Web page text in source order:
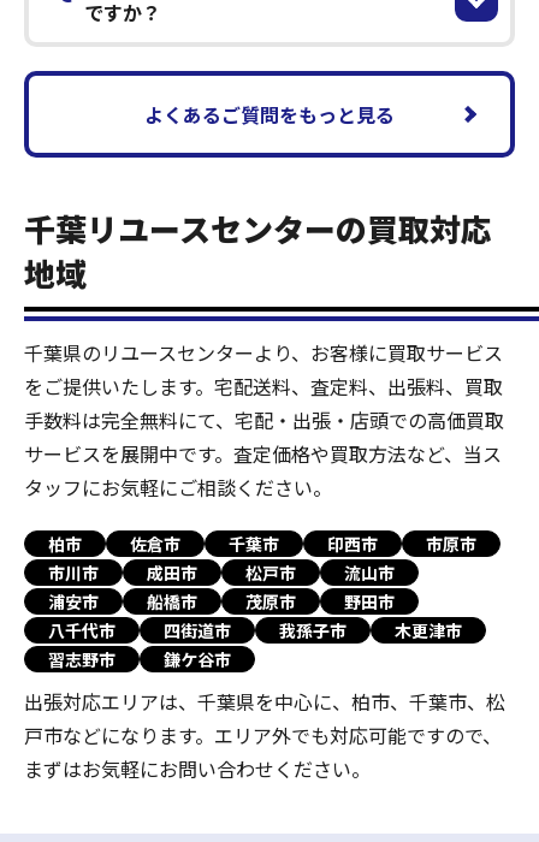
ですか？
よくあるご質問をもっと見る
千葉リユースセンターの買取対応
地域
千葉県のリユースセンターより、お客様に買取サービス
をご提供いたします。宅配送料、査定料、出張料、買取
手数料は完全無料にて、宅配・出張・店頭での高価買取
サービスを展開中です。査定価格や買取方法など、当ス
タッフにお気軽にご相談ください。
柏市 佐倉市 千葉市 印西市
市原市
市川市
成田市 松戸市
流山市
浦安市
船橋市 茂原市
野田市
八千代市
四街道市 我孫子市
木更津市
習志野市
鎌ケ谷市
出張対応エリアは、千葉県を中心に、柏市、千葉市、松
戸市などになります。エリア外でも対応可能ですので、
まずはお気軽にお問い合わせください。